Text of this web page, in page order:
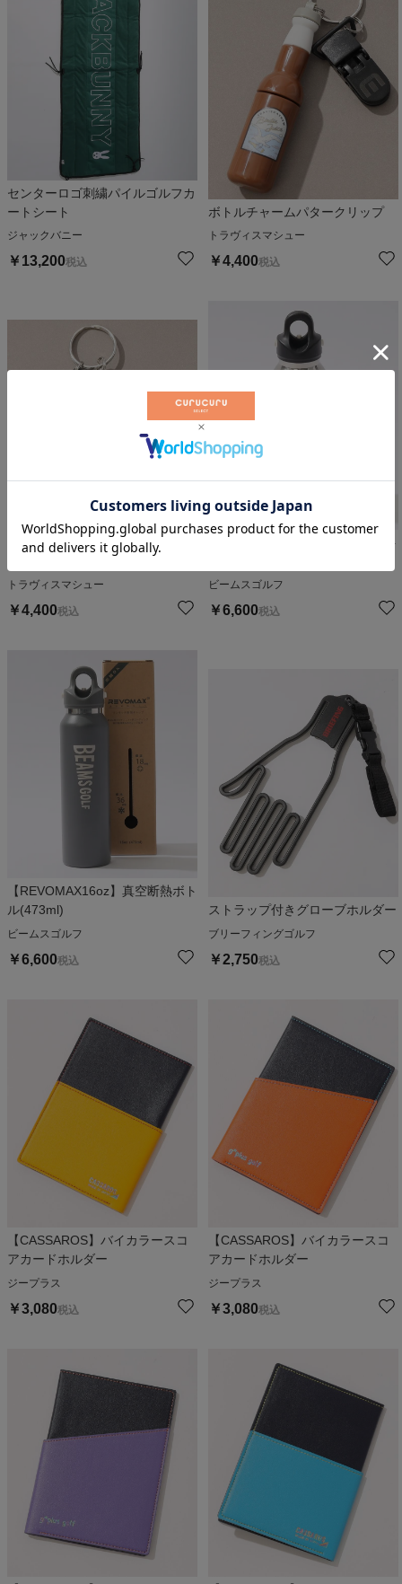
センターロゴ刺繍パイルゴルフカ
ートシート
ジャックバニー
￥ 13,200税込
ボトルチャームパタークリップ
トラヴィスマシュー
￥4,400税込
ボトルチャームパタークリップ
トラヴィスマシュー
￥4,400税込
【REVOMAX16oz】真空断熱ボト
ビームスゴルフ
￥6,600税込
【REVOMAX16oz】真空断熱ボト
ル(473ml)
ビームスゴルフ
￥6,600税込
ストラップ付きグローブホルダー
ブリーフィングゴルフ
￥2,750税込
【CASSAROS】バイカラースコ
アカードホルダー
ジープラス
￥3,080税込
【CASSAROS】バイカラースコ
アカードホルダー
ジープラス
￥3,080税込